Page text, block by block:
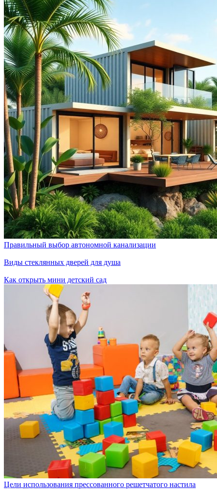
Правильный выбор автономной канализации
Виды стеклянных дверей для душа
Как открыть мини детский сад
Цели использования прессованного решетчатого настила